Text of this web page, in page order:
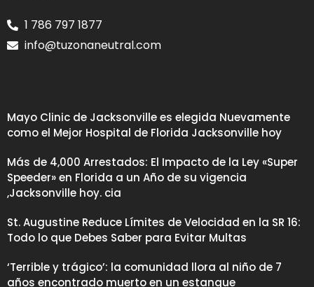
1 786 797 1877
info@tuzonaneutral.com
Mayo Clinic de Jacksonville es elegida Nuevamente
como el Mejor Hospital de Florida Jacksonville hoy
Más de 4,000 Arrestados: El Impacto de la Ley «Super
Speeder» en Florida a un Año de su vigencia
,Jacksonville hoy. cia
St. Augustine Reduce Límites de Velocidad en la SR 16:
Todo lo que Debes Saber para Evitar Multas
‘Terrible y trágico’: la comunidad llora al niño de 7
años encontrado muerto en un estanque